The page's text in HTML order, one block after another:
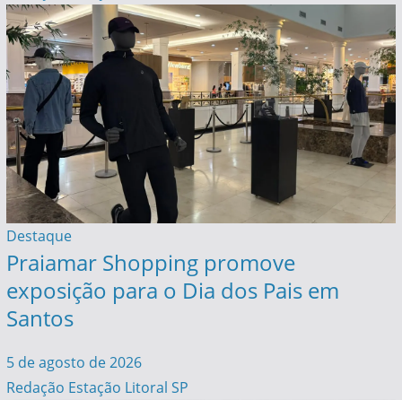
Destaque
Praiamar Shopping promove
exposição para o Dia dos Pais em
Santos
5 de agosto de 2026
Redação Estação Litoral SP